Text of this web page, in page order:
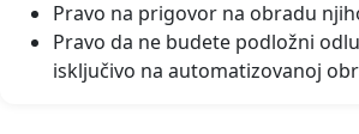
Pravo na prigovor na obradu
Pravo da ne budete podložni
isključivo na automatizovanoj